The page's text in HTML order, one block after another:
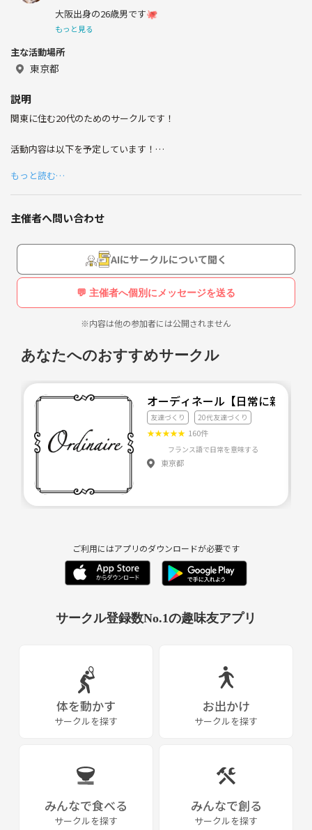
大阪出身の26歳男です🐙
もっと見る
主な活動場所
東京都
説明
関東に住む20代のためのサークルです！
活動内容は以下を予定しています！
・ドライブ🚗
・BBQ、海など夏っぽいこと🌊
・その他リクエストなんでも🎉
就職で上京して友達がいない、
固定の友達が欲しい、とにかく暇etc…
そんな思いを持つ人達の憩いの場にできればと思っています！！
リピートしたいと思ってもらえるよういっぱい企画していきます🍀
もっと読む…
主催者へ問い合わせ
AIにサークルについて聞く
💬 主催者へ個別にメッセージを送る
※内容は他の参加者には公開されません
あなたへのおすすめサークル
オーディネール【日常に新たな
友達づくり 20代友達づくり
★★★★★ 160件
東京都
ご利用にはアプリのダウンロードが必要です
サークル登録数No.1の趣味友アプリ
体を動かす
サークルを探す
お出かけ
サークルを探す
みんなで食べる
サークルを探す
みんなで創る
サークルを探す